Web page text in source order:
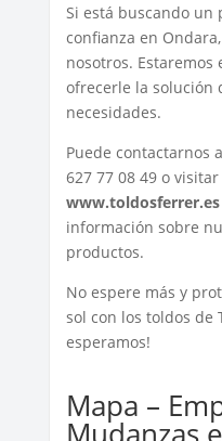
Si está buscando un
confianza en
nosotros. Estaremos
ofrecerle la solución
necesidades.
Puede contactarnos
627 77 08 49 o
www.toldosferrer.es
información sobre
productos.
No espere más y
sol con los toldos de
esperamos!
Mapa –
Mudanzas